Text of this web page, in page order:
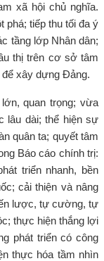
xã hội chủ nghĩa.
phá; tiếp thu tối đa ý
tầng lớp Nhân dân;
thị trên cơ sở tâm
xây dựng Đảng.
quan trọng; vừa
lâu dài; thể hiện sự
quân ta; quyết tâm
Báo cáo chính trị:
triển nhanh, bền
cải thiện và nâng
lược, tự cường, tự
thực hiện thắng lợi
phát triển có công
thực hóa tầm nhìn